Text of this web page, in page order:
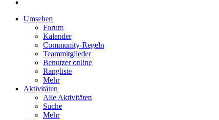
Umsehen
Forum
Kalender
Community-Regeln
Teammitglieder
Benutzer online
Rangliste
Mehr
Aktivitäten
Alle Aktivitäten
Suche
Mehr